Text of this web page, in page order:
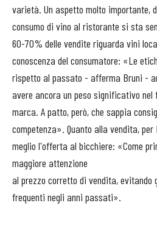
varietà. Un aspetto molto importante,
consumo di vino al ristorante si sta
60-70% delle vendite riguarda vini
conoscenza del consumatore: «Le
rispetto al passato - afferma Bruni -
avere ancora un peso significativo
marca. A patto, però, che sappia
competenza». Quanto alla vendita,
meglio l'offerta al bicchiere: «Come
maggiore attenzione
al prezzo corretto di vendita,
frequenti negli anni passati».